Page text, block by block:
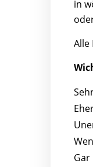
in
Alle
Gar